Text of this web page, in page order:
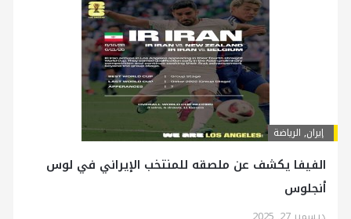
إيران, الرياضة
الفيفا یکشف عن ملصقه للمنتخب الإيراني في لوس
أنجلوس